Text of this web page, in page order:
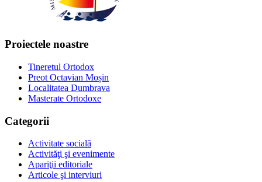
Proiectele noastre
Tineretul Ortodox
Preot Octavian Moșin
Localitatea Dumbrava
Masterate Ortodoxe
Categorii
Activitate socială
Activităţi şi evenimente
Apariţii editoriale
Articole şi interviuri